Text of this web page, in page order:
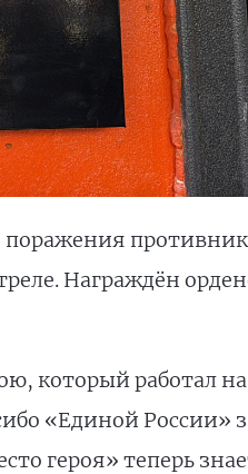
поражения
Награждён
который работал на
«Единой России»
героя» теперь